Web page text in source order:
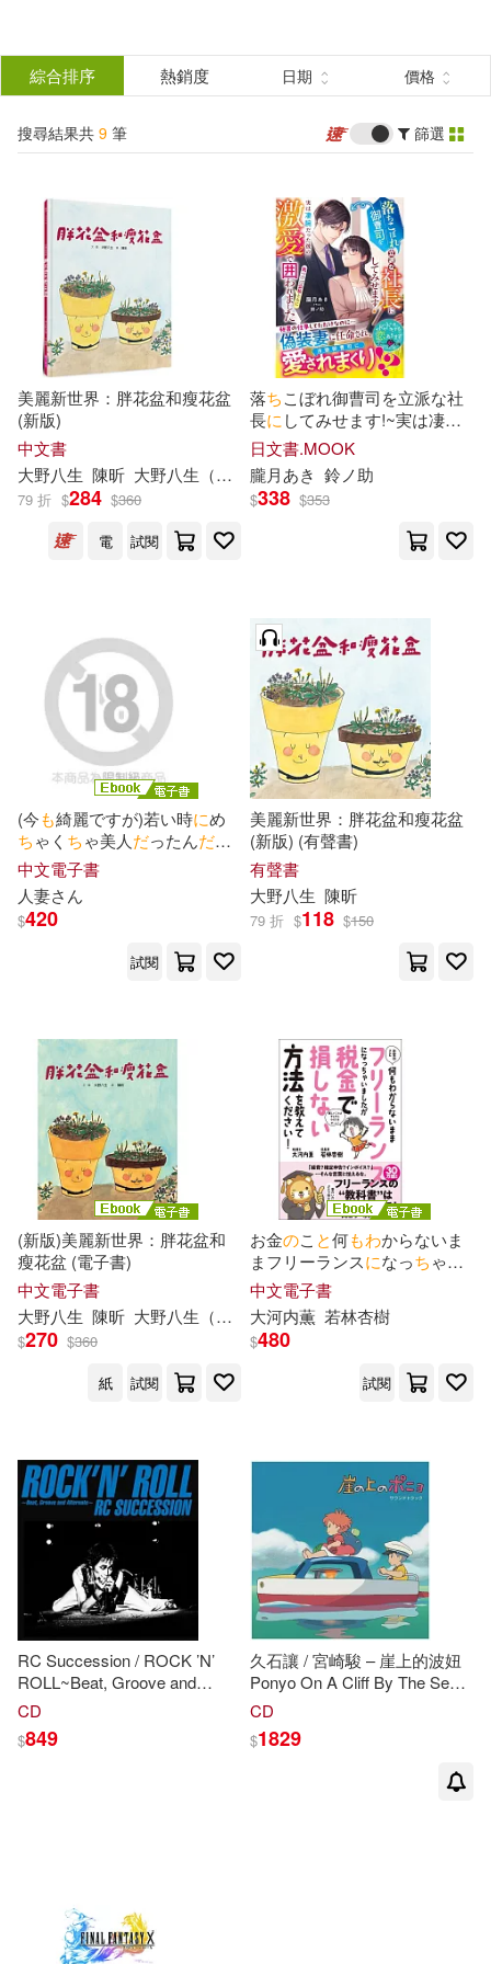
結
分類 (單選)
所有商品(9) 圖書(1)
雜誌(1)
電子書(3)
作者 (可複選)
人妻さん(1)
大河内薫(1) 朧月あき(1)
若林杏樹(1)
出版社 (可複選)
親子天下(3) MTEX(1)
SECRET MUSIC(1)
SONY MUSIC(1)
スターツ出版(1)
配送方式 (可複選)
可超商取貨(5) 可海外宅配(4)
可港澳店取(3)
可新加坡店取(4)
電子書 (可複選)
適合平板閱讀(3)
其他 (可複選)
綜合排序 熱銷度 日期 價格
搜尋結果共 9 筆 篩選
美麗新世界：胖花盆和瘦花盆
(新版)
中文書
大野八生 陳昕 大野八生（おお のやよい）
79 折 $284 $360
電
試閱
落ちこぼれ御曹司を立派な社
長に してみせます!~実は凄腕
だった彼の激愛で気づけば公
私とも 囲 わ れました~
日文書.MOOK
朧月あき 鈴ノ助
$338 $353
(今も綺麗ですが)若い時にめ
ちゃく ちゃ美人だったんだろ
うと思われるテンション低め
の 奥様が貸し出されて自ら腰
を振りまくる猥褻な映像がこ
ちらです (電子書)
中文電子書
人妻さん
$420
試閱
美麗新世界：胖花盆和瘦花盆
(新版) (有聲書)
有聲書
大野八生 陳昕
79 折 $118 $150
(新版)美麗新世界：胖花盆和
瘦花盆 (電子書)
中文電子書
大野八生 陳昕 大野八生（おお のやよい）
$270 $360
紙
試閱
お金のこ と何もわからないま
まフリーランスになっちゃい
ましたが税金で損しない方法
を教えてください! (電子書)
中文電子書
大河内薫 若林杏樹
$480
試閱
RC Succession / ROCK ’N’
ROLL~Beat, Groove and
Alternate~ 環球官方進口
CD
$849
久石讓 / 宮崎駿 – 崖上的波妞
Ponyo On A Cliff By The Sea
Soundtrack (2LP彩膠唱片日本
CD
$1829